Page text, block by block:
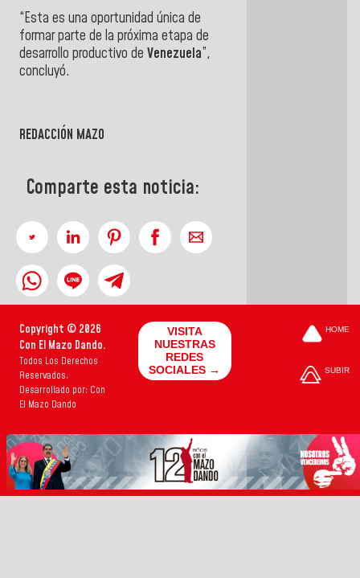
“Esta es una oportunidad única de
formar parte de la próxima etapa de
desarrollo productivo de Venezuela”,
concluyó.
REDACCIÓN MAZO
Comparte esta noticia:
Copyright © 2026
Con El Mazo Dando.
Todos Los Derechos
Reservados.
Desarrollado por: Con
El Mazo Dando
VISITA
NUESTRAS
REDES
SOCIALES →
HOME
SUBIR